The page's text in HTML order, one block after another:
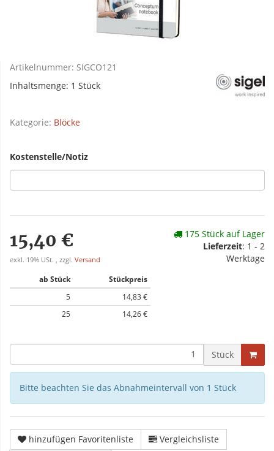
Artikelnummer: SIGCO121
Inhaltsmenge: 1 Stück
Kategorie: Blöcke
Kostenstelle/Notiz
15,40 €
exkl. 19% USt. , zzgl. Versand
ab Stück
Stückpreis
5
14,83 €
25
14,26 €
175 Stück auf Lager
Lieferzeit: 1 - 2
Werktage
Stück
Bitte beachten Sie das Abnahmeintervall von 1 Stück
hinzufügen Favoritenliste
Vergleichsliste